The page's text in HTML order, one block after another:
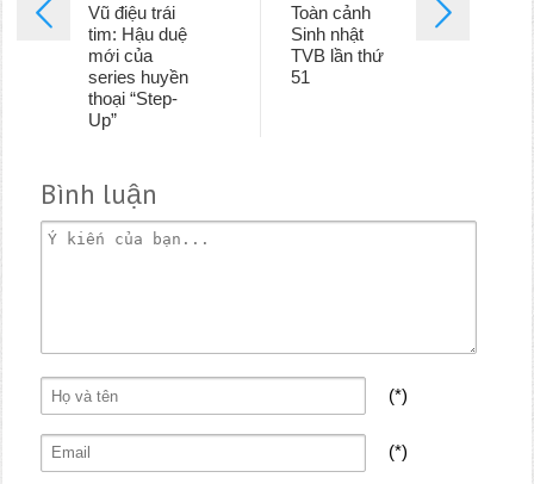
Vũ điệu trái
tim: Hậu duệ
mới của
series huyền
thoại “Step-
Up”
Toàn cảnh
Sinh nhật
TVB lần thứ
51
Bình luận
(*)
(*)